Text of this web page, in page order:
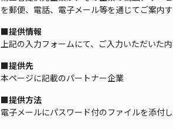
を郵便、電話、電子メール等を通じてご案内
■提供情報
上記の入力フォームにて、ご入力いただいた
■提供先
本ページに記載のパートナー企業
■提供方法
電子メールにパスワード付のファイルを添付